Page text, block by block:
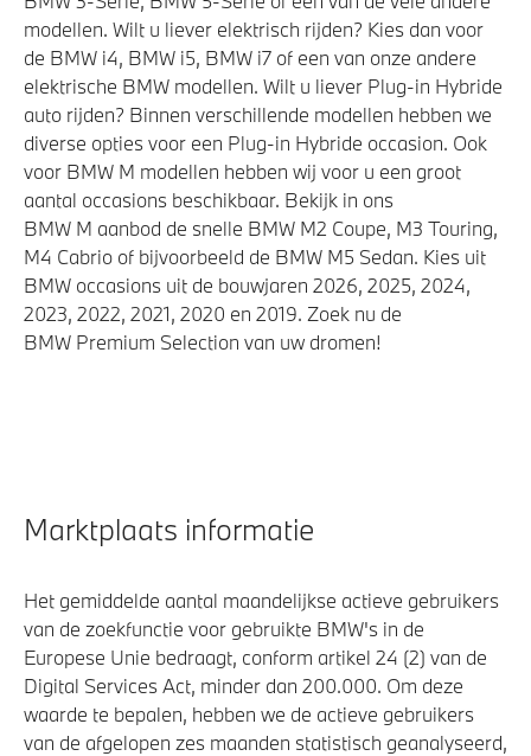
Automatische 8-traps Steptronic sporttransmissie
Adaptief onderstel met luchtvering op voor- en
achteras
Laadkabel (Mode 3, 22kW)
Laadaansluiting AC (wisselstroom) laden
xDrive - Vierwielaandrijving
Veiligheid
modellen. Wilt u liever elektrisch rijden? Kies dan voor
de BMW i4, BMW i5, BMW i7 of een van onze andere
elektrische BMW modellen. Wilt u liever Plug-in Hybride
auto rijden? Binnen verschillende modellen hebben we
diverse opties voor een Plug-in Hybride occasion. Ook
voor BMW M modellen hebben wij voor u een groot
aantal occasions beschikbaar. Bekijk in ons
BMW M aanbod de snelle BMW M2 Coupe, M3 Touring,
M4 Cabrio of bijvoorbeeld de BMW M5 Sedan. Kies uit
BMW occasions uit de bouwjaren 2026, 2025, 2024,
2023, 2022, 2021, 2020 en 2019. Zoek nu de
BMW Premium Selection van uw dromen!
Marktplaats informatie
Het gemiddelde aantal maandelijkse actieve gebruikers
van de zoekfunctie voor gebruikte BMW's in de
Europese Unie bedraagt, conform artikel 24 (2) van de
Digital Services Act, minder dan 200.000. Om deze
waarde te bepalen, hebben we de actieve gebruikers
van de afgelopen zes maanden statistisch geanalyseerd,